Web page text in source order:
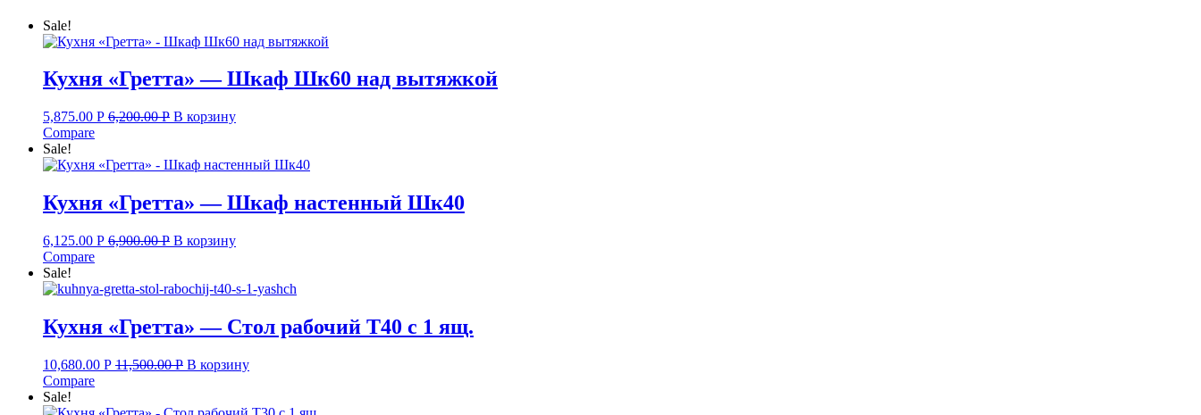
Sale!
Кухня «Гретта» — Шкаф Шк60 над вытяжкой
5,875.00 Р 6,200.00Р В корзину
Compare
Sale!
Кухня «Гретта» — Шкаф настенный Шк40
6,125.00 Р 6,900.00Р В корзину
Compare
Sale!
Кухня «Гретта» — Стол рабочий Т40 с 1 ящ.
10,680.00 Р 11,500.00Р В корзину
Compare
Sale!